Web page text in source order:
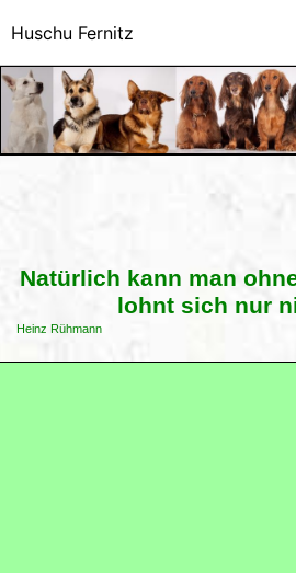
Natürlich kann man
lohnt sich nur
Heinz Rühmann
Huschu Fernitz